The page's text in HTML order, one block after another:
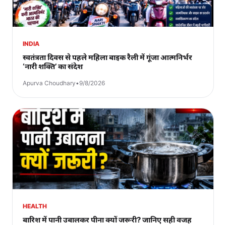
INDIA
स्वतंत्रता दिवस से पहले महिला बाइक रैली में गूंजा आत्मनिर्भर
‘नारी शक्ति’ का संदेश
Apurva Choudhary•9/8/2026
HEALTH
बारिश में पानी उबालकर पीना क्यों जरूरी? जानिए सही वजह